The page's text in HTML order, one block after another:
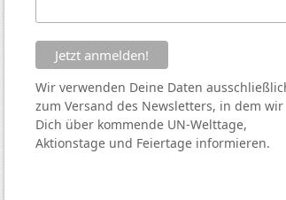
Wir verwenden Deine Daten
zum Versand des Newsletters, in dem wir
Dich über kommende UN-Welttage,
Aktionstage und Feiertage informieren.